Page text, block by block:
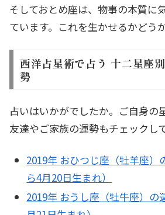
そしておとめ座は、物事の本質に
ています。これを生かせるかどう
西洋占星術で占う 十二星座
勢
占いはいかがでしたか。ご自身の
友達やご家族の運勢もチェックし
2019年 おひつじ座（牡羊座）
ら4月20日生まれ）
2019年 おうし座（牡牛座）の